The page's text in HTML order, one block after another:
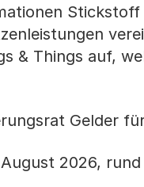
& Things auf,
Gelder
2026,